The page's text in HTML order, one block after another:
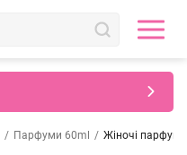
/ Парфуми 60ml / Жіночі